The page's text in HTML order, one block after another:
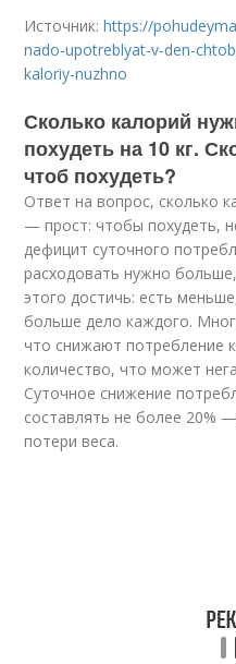
Источник:https://
nado-upotreblyat-v-den-
kaloriy-nuzhno
Сколько калорий
похудеть на 10 кг.
чтоб похудеть?
Ответ на вопрос, сколько
— прост: чтобы похудеть,
дефицит суточного
расходовать нужно
этого достичь: есть
больше дело каждого.
что снижают потребление
количество, что может
Суточное снижение
составлять не более 20%
потери веса.